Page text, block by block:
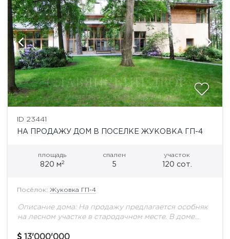
ID 23441
НА ПРОДАЖУ ДОМ В ПОСЕЛКЕ ЖУКОВКА ГП-4
площадь
820 м2
спален
5
участок
120 сот.
Посёлок: Жуковка ГП-4
Описание дома: На продажу предлагается особняк
на лесном участке в стародачном месте. В доме
тренажерный зал, 5 спален, 5 с/у. Выполнена
13'000'000